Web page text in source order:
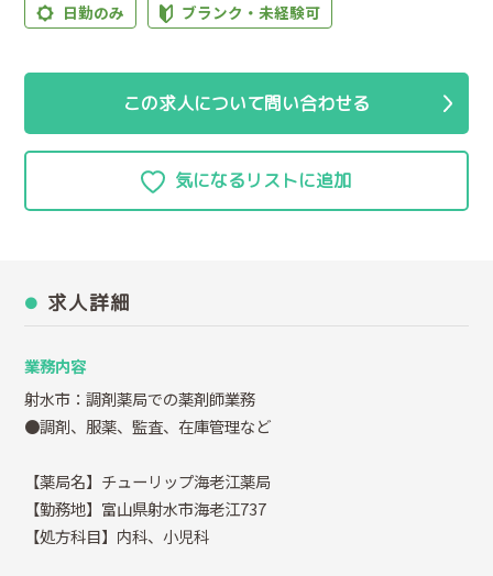
日勤のみ ブランク・未経験可
この求人について問い合わせる
求人詳細
業務内容
射水市：調剤薬局での薬剤師業務
●調剤、服薬、監査、在庫管理など
【薬局名】チューリップ海老江薬局
【勤務地】富山県射水市海老江737
【処方科目】内科、小児科